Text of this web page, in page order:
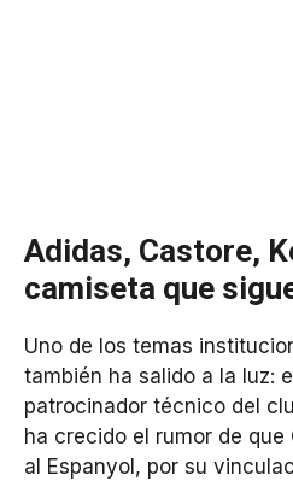
Adidas, Castore,
camiseta que
Uno de los temas
también ha salido a la luz:
patrocinador técnico del
ha crecido el rumor de que
al Espanyol, por su